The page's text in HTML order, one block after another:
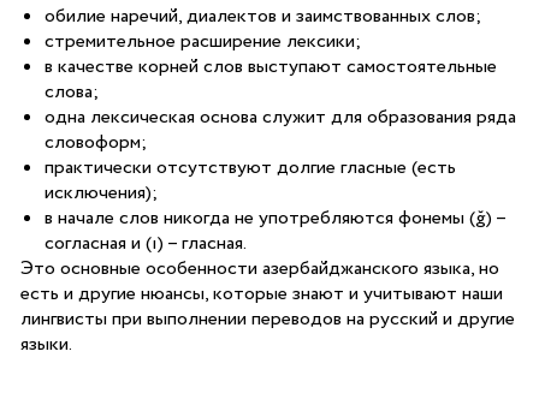
обилие наречий, диалектов и заимствованных слов;
стремительное расширение лексики;
в качестве корней слов выступают самостоятельные
слова;
одна лексическая основа служит для образования ряда
словоформ;
практически отсутствуют долгие гласные (есть
исключения);
в начале слов никогда не употребляются фонемы (ğ) –
согласная и (ı) – гласная.
Это основные особенности азербайджанского языка, но
есть и другие нюансы, которые знают и учитывают наши
лингвисты при выполнении переводов на русский и другие
языки.